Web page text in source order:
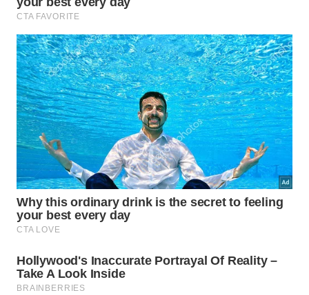
Apenas o suco de tomate e soja produziu reduções
significativas em três citocinas: interleucina (IL)-5,
IL-12p70 e fator estimulador de colônias de
pesquisadores também observaram uma diminuição
no fator de necrose tumoral alfa (TNF-α), embora